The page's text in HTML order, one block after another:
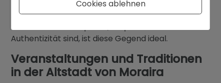
Boutique-Hotels, traditionelle Villen oder
Apartments mit Charakter. Wenn Sie auf der
Suche nach Atmosphäre, Bequemlichkeit und
Authentizität sind, ist diese Gegend ideal.
Veranstaltungen und Traditionen
in der Altstadt von Moraira
Cookies ablehnen